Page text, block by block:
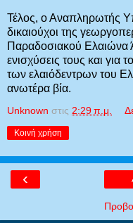
Τέλος, ο Αναπληρωτής
δικαιούχοι της
Παραδοσιακού Ελαιώνα
ενισχύσεις τους και για
των ελαιόδεντρων του
ανωτέρα βία.
Unknown στις 2:29 π.μ.
Κοινή χρήση
‹